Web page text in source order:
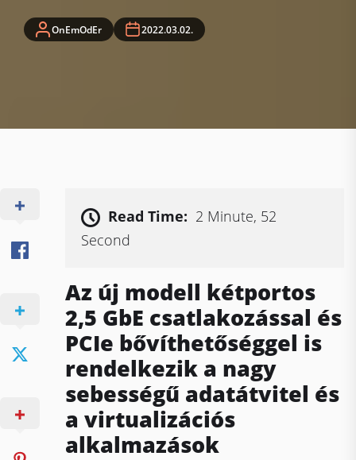
OnEmOdEr 2022.03.02.
Read Time: 2 Minute, 52
Second
Az új modell kétportos
2,5 GbE csatlakozással és
PCIe bővíthetőséggel is
rendelkezik a nagy
sebességű adatátvitel és
a virtualizációs
alkalmazások